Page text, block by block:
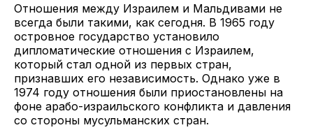
Отношения между Израилем и Мальдивами не
всегда были такими, как сегодня. В 1965 году
островное государство установило
дипломатические отношения с Израилем,
который стал одной из первых стран,
признавших его независимость. Однако уже в
1974 году отношения были приостановлены на
фоне арабо-израильского конфликта и давления
со стороны мусульманских стран.